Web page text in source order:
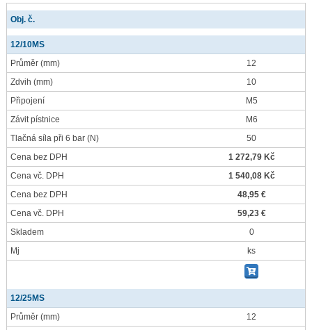
Obj. č.
12/10MS
Průměr (mm)
12
Zdvih (mm)
10
Připojení
M5
Závit pístnice
M6
Tlačná síla při 6 bar (N)
50
Cena bez DPH
1 272,79 Kč
Cena vč. DPH
1 540,08 Kč
Cena bez DPH
48,95 €
Cena vč. DPH
59,23 €
Skladem
0
Mj
ks
12/25MS
Průměr (mm)
12